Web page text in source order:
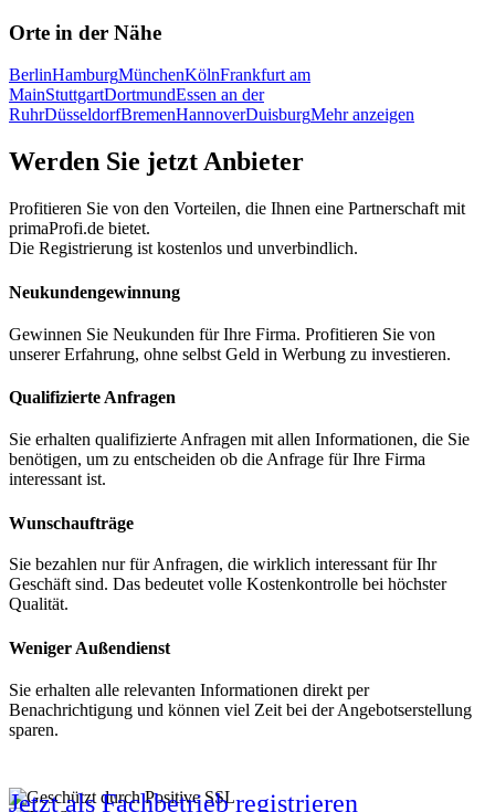
Orte in der Nähe
BerlinHamburgMünchenKölnFrankfurt am
MainStuttgartDortmundEssen an der
RuhrDüsseldorfBremenHannoverDuisburgMehr anzeigen
Werden Sie jetzt Anbieter
Profitieren Sie von den Vorteilen, die Ihnen eine Partnerschaft mit
primaProfi.de bietet.
Die Registrierung ist kostenlos und unverbindlich.
Neukundengewinnung
Gewinnen Sie Neukunden für Ihre Firma. Profitieren Sie von
unserer Erfahrung, ohne selbst Geld in Werbung zu investieren.
Qualifizierte Anfragen
Sie erhalten qualifizierte Anfragen mit allen Informationen, die Sie
benötigen, um zu entscheiden ob die Anfrage für Ihre Firma
interessant ist.
Wunschaufträge
Sie bezahlen nur für Anfragen, die wirklich interessant für Ihr
Geschäft sind. Das bedeutet volle Kostenkontrolle bei höchster
Qualität.
Weniger Außendienst
Sie erhalten alle relevanten Informationen direkt per
Benachrichtigung und können viel Zeit bei der Angebotserstellung
sparen.
Jetzt als Fachbetrieb registrieren